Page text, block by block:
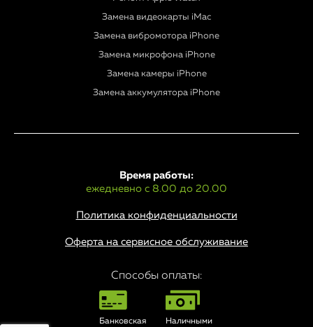
Замена видеокарты iMac
Замена вибромотора iPhone
Замена микрофона iPhone
Замена камеры iPhone
Замена аккумулятора iPhone
Политика конфиденциальности
Время работы:
ежедневно с 8.00 до 20.00
Оферта на сервисное обслуживание
Способы оплаты:
Банковская
Наличными